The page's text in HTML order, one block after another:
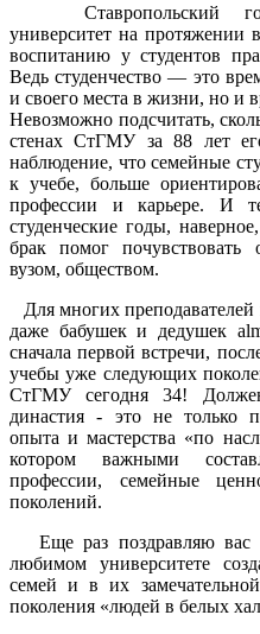
Ставропольский
университет на протяжении
воспитанию у студентов
Ведь студенчество — это
и своего места в жизни, но
Невозможно подсчитать,
стенах СтГМУ за 88 лет
наблюдение, что семейные
к учебе, больше
профессии и карьере. И
студенческие годы,
брак помог почувствовать
вузом, обществом.
Для многих преподавателей
даже бабушек и дедушек
сначала первой встречи,
учебы уже следующих
СтГМУ сегодня 34!
династия - это не только
опыта и мастерства «по
котором важными
профессии, семейные
поколений.
Еще раз поздравляю вас
любимом университете
семей и в их
поколения «людей в белых